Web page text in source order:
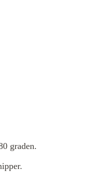
graden.